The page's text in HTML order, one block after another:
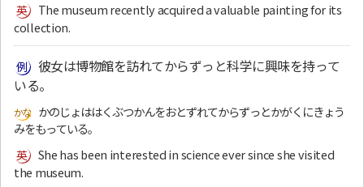
The museum recently acquired a valuable painting for its
collection.
彼女は博物館を訪れてからずっと科学に興味を持って
いる。
かのじょははくぶつかんをおとずれてからずっとかがくにきょう
みをもっている。
She has been interested in science ever since she visited
the museum.